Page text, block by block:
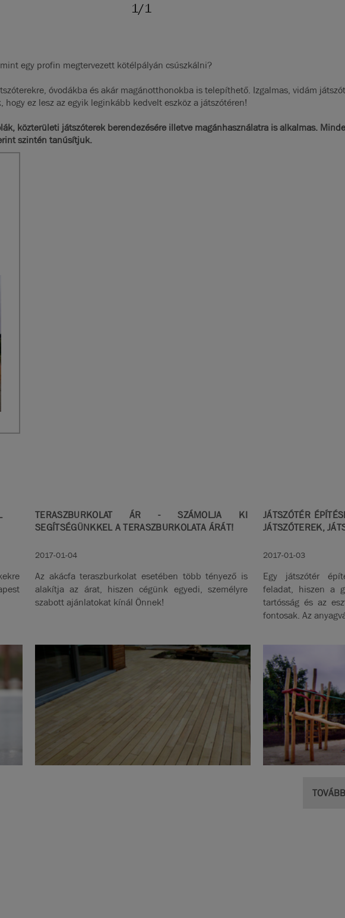
1/1
egy profin megtervezett kötélpályán csúszkálni?
óvodákba és akár magánotthonokba is telepíthető. Izgalmas, vidám
ez lesz az egyik leginkább kedvelt eszköz a játszótéren!
közterületi játszóterek berendezésére illetve magánhasználatra is alkalmas.
szintén tanúsítjuk.
TERASZBURKOLAT ÁR - SZÁMOLJA KI
SEGÍTSÉGÜNKKEL A TERASZBURKOLATA ÁRÁT!
2017-01-04
Az akácfa teraszburkolat esetében több tényező is
alakítja az árat, hiszen cégünk egyedi, személyre
szabott ajánlatokat kínál Önnek!
JÁTSZÓTÉR
JÁTSZÓTEREK,
2017-01-03
Egy játszótér
feladat, hiszen a
tartósság és az
fontosak. Az